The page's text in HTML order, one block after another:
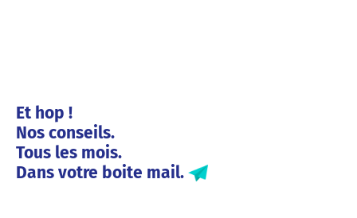
Et hop !
Nos conseils.
Tous les mois.
Dans votre boite mail.